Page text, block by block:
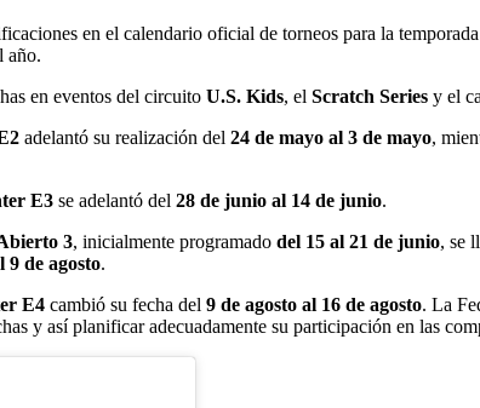
en el calendario oficial de torneos para la
año.
en eventos del circuito U.S. Kids, el Scratch Series y el
adelantó su realización del 24 de mayo al 3 de mayo,
E3 se adelantó del 28 de junio al 14 de junio.
3, inicialmente programado del 15 al 21 de junio, se
9 de agosto.
E4 cambió su fecha del 9 de agosto al 16 de agosto. La
y así planificar adecuadamente su participación en las